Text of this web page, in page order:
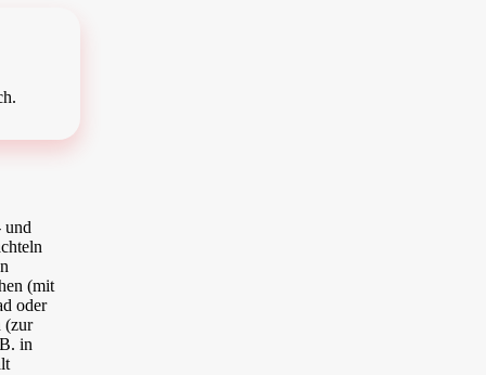
und
(mit
oder
(zur
in